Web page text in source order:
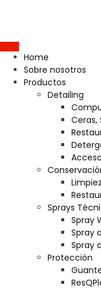
Home
Sobre nosotros
Productos
Detailing
Ceras,
Sprays
Spray
Spray
Spray
Protección